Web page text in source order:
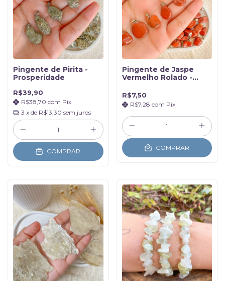
Pingente de Pirita -
Prosperidade
R$39,90
R$38,70 com Pix
3 x de R$13,30 sem juros
COMPRAR
Pingente de Jaspe
Vermelho Rolado -
R$7,50
R$7,28 com Pix
COMPRAR